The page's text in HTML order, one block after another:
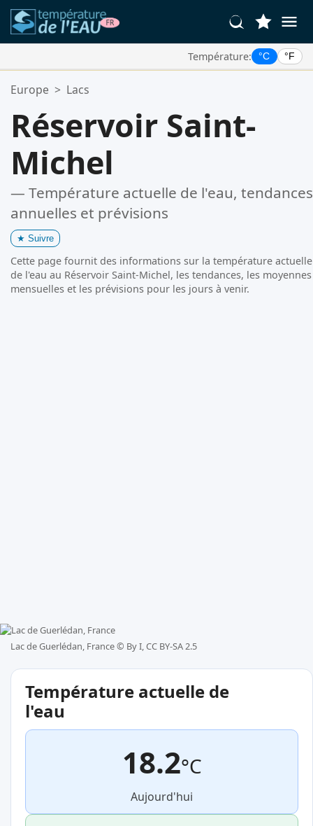
Température: °C °F
Vos Lieux Favoris:
Europe > Lacs
Réservoir Saint-
Michel
— Température actuelle de l'eau, tendances
annuelles et prévisions
★ Suivre
Cette page fournit des informations sur la température actuelle
de l'eau au Réservoir Saint-Michel, les tendances, les moyennes
mensuelles et les prévisions pour les jours à venir.
Lac de Guerlédan, France © By I, CC BY-SA 2.5
Température actuelle de
l'eau
18.2°C
Aujourd'hui